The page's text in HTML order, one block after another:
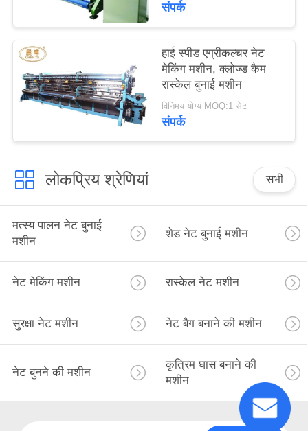
संपर्क
हाई स्पीड एग्रीकल्चर नेट
मेकिंग मशीन, क्लोज्ड कैम
रास्केल बुनाई मशीन
विनिमय योग्य MOQ:1 सेट
संपर्क
लोकप्रिय श्रेणियां सभी
मत्स्य पालन नेट बुनाई
मशीन
शेड नेट बुनाई मशीन
नेट मेकिंग मशीन रास्केल नेट मशीन
सुरक्षा नेट मशीन नेट बैग बनाने की मशीन
नेट बुनने की मशीन
कृत्रिम घास बनाने की
मशीन